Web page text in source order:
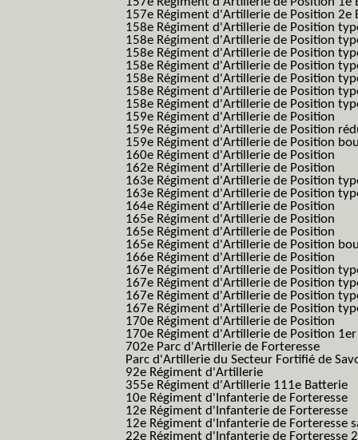
157e Régiment d'Artillerie de Position 2e
158e Régiment d'Artillerie de Position
158e Régiment d'Artillerie de Position
158e Régiment d'Artillerie de Position
158e Régiment d'Artillerie de Position
158e Régiment d'Artillerie de Position
158e Régiment d'Artillerie de Position
158e Régiment d'Artillerie de Position
159e Régiment d'Artillerie de Position
159e Régiment d'Artillerie de Position
159e Régiment d'Artillerie de Position
160e Régiment d'Artillerie de Position
162e Régiment d'Artillerie de Position
163e Régiment d'Artillerie de Position
163e Régiment d'Artillerie de Position
164e Régiment d'Artillerie de Position
165e Régiment d'Artillerie de Position
165e Régiment d'Artillerie de Position
165e Régiment d'Artillerie de Position
166e Régiment d'Artillerie de Position
167e Régiment d'Artillerie de Position
167e Régiment d'Artillerie de Position
167e Régiment d'Artillerie de Position
167e Régiment d'Artillerie de Position
170e Régiment d'Artillerie de Position
170e Régiment d'Artillerie de Position
702e Parc d'Artillerie de Forteresse
Parc d'Artillerie du Secteur Fortifié de
92e Régiment d'Artillerie
355e Régiment d'Artillerie 111e Batterie
10e Régiment d'Infanterie de Forteresse
12e Régiment d'Infanterie de Forteresse
12e Régiment d'Infanterie de Forteresse
22e Régiment d'Infanterie de Forteresse